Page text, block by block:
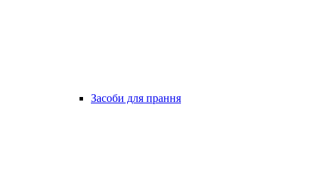
Засоби для прання